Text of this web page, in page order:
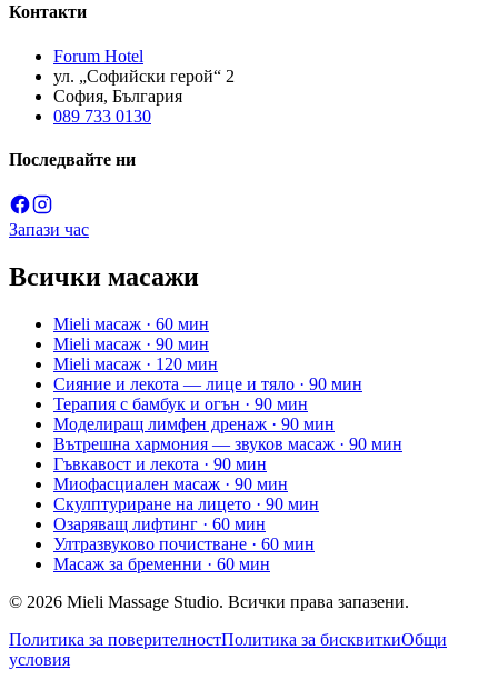
Контакти
Forum Hotel
ул. „Софийски герой“ 2
София, България
089 733 0130
Последвайте ни
Запази час
Всички масажи
Mieli масаж · 60 мин
Mieli масаж · 90 мин
Mieli масаж · 120 мин
Сияние и лекота — лице и тяло · 90 мин
Терапия с бамбук и огън · 90 мин
Моделиращ лимфен дренаж · 90 мин
Вътрешна хармония — звуков масаж · 90 мин
Гъвкавост и лекота · 90 мин
Миофасциален масаж · 90 мин
Скулптуриране на лицето · 90 мин
Озаряващ лифтинг · 60 мин
Ултразвуково почистване · 60 мин
Масаж за бременни · 60 мин
© 2026 Mieli Massage Studio. Всички права запазени.
Политика за поверителностПолитика за бисквиткиОбщи
условия